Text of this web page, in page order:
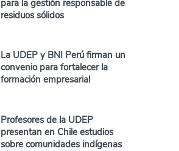
para la gestión responsable de
residuos sólidos
La UDEP y BNI Perú firman un
convenio para fortalecer la
formación empresarial
Profesores de la UDEP
presentan en Chile estudios
sobre comunidades indígenas